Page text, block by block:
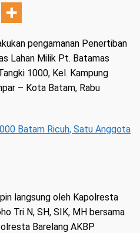
pengamanan Penertiban
Lahan Milik Pt. Batamas
1000, Kel. Kampung
– Kota Batam, Rabu
Batam Ricuh, Satu Anggota
langsung oleh Kapolresta
Tri N, SH, SIK, MH bersama
Barelang AKBP